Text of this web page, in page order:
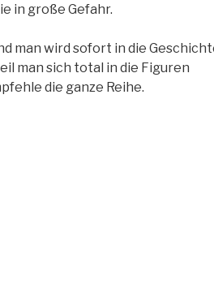
in große Gefahr.
man wird sofort in die
man sich total in die Figuren
die ganze Reihe.